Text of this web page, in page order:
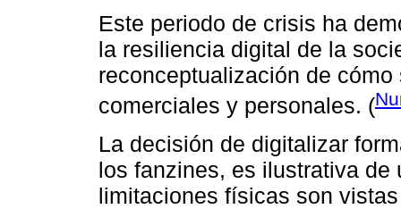
Este periodo de crisis ha
la resiliencia digital de la
reconceptualización de
comerciales y personales. (
La decisión de digitalizar
los fanzines, es ilustrativa de
limitaciones físicas son